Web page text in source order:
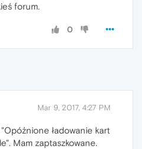
forum.
0
Mar 9, 2017, 4:27 PM
ładowanie kart
Mam zaptaszkowane.